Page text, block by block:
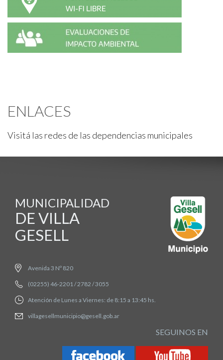
ENLACES
Visitá las redes de las dependencias municipales
MUNICIPALIDAD
DE VILLA
GESELL
Avenida 3 Nº 820
(02255) 46-2201 / 2782 / 3055
Atención de Lunes a Viernes: de 8:15 a 13:45 hs.
villagesellmunicipio@gesell.gob.ar
SEGUINOS EN